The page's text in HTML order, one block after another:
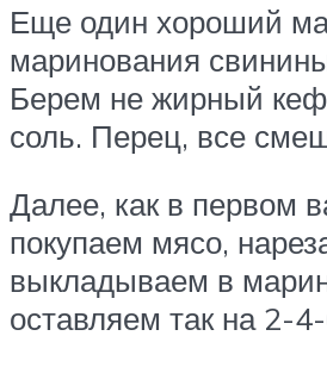
Еще один хороший
маринования
Берем не жирный
соль. Перец, все
Далее, как в первом
покупаем мясо,
выкладываем в
оставляем так на 2-